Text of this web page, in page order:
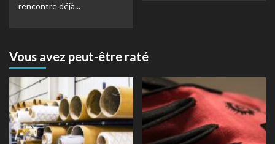
rencontre déjà...
Vous avez peut-être raté